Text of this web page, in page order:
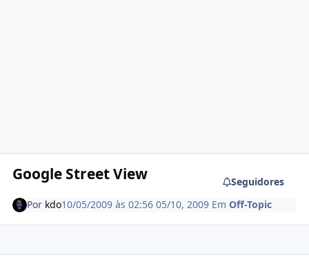
Google Street View
Seguidores
Por kdo10/05/2009 às 02:5605/10, 2009 EmOff-Topic